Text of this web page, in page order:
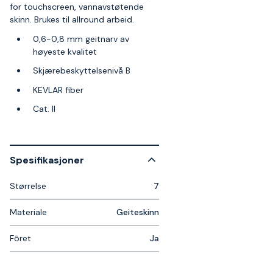
for touchscreen, vannavstøtende
skinn. Brukes til allround arbeid.
0,6-0,8 mm geitnarv av
høyeste kvalitet
Skjærebeskyttelsenivå B
KEVLAR fiber
Cat. II
Spesifikasjoner
Størrelse 7
Materiale Geiteskinn
Fôret Ja